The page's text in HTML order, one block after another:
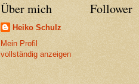
Über mich
Heiko Schulz
Mein Profil
vollständig anzeigen
Follower